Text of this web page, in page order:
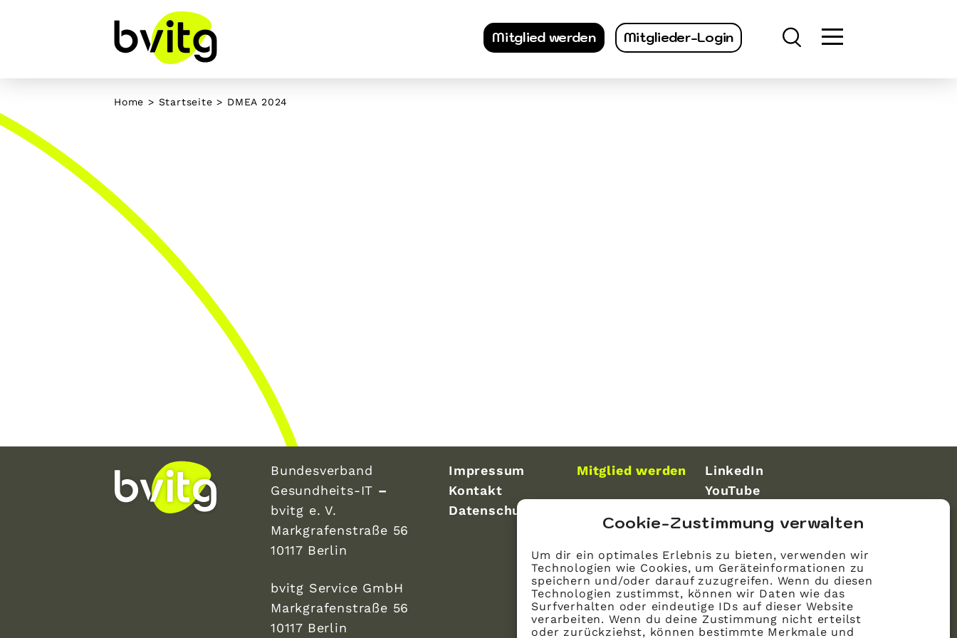
Cookie-Zustimmung verwalten
Um dir ein optimales Erlebnis zu bieten, verwenden wir
Technologien wie Cookies, um Geräteinformationen zu
speichern und/oder darauf zuzugreifen. Wenn du diesen
Technologien zustimmst, können wir Daten wie das
Surfverhalten oder eindeutige IDs auf dieser Website
verarbeiten. Wenn du deine Zustimmung nicht erteilst
oder zurückziehst, können bestimmte Merkmale und
Mitglied werden Mitglieder-Login
Home > Startseite > DMEA 2024
Bundesverband
Gesundheits-IT –
bvitg e. V.
Markgrafenstraße 56
10117 Berlin
bvitg Service GmbH
Markgrafenstraße 56
10117 Berlin
Impressum
Kontakt
Datenschutz
Mitglied werden
LinkedIn
YouTube